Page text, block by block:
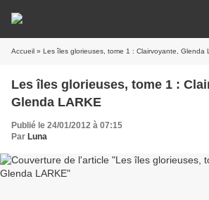
Accueil » Les îles glorieuses, tome 1 : Clairvoyante, Glenda
Les îles glorieuses, tome 1 :
Glenda LARKE
Publié le 24/01/2012 à 07:15
Par Luna